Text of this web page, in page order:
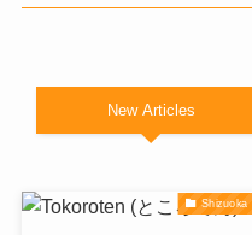
New Articles
Shizuoka